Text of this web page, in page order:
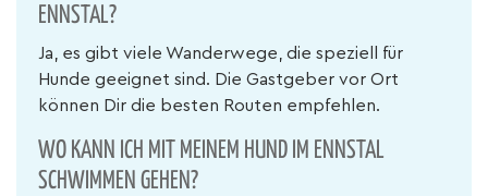
ENNSTAL?
Ja, es gibt viele Wanderwege, die speziell für
Hunde geeignet sind. Die Gastgeber vor Ort
können Dir die besten Routen empfehlen.
WO KANN ICH MIT MEINEM HUND IM ENNSTAL
SCHWIMMEN GEHEN?